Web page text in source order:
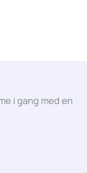
i gang med en